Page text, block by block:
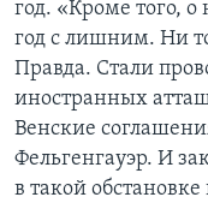
год. «Кроме того,
год с лишним. Ни
Правда. Стали
иностранных
Венские
Фельгенгауэр. И
в такой